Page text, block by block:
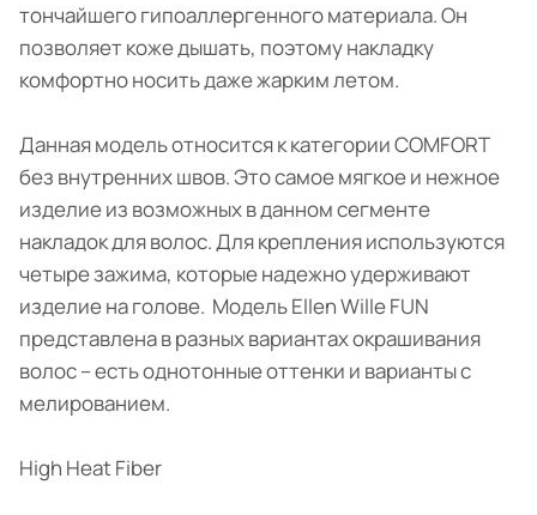
тончайшего гипоаллергенного материала. Он
позволяет коже дышать, поэтому накладку
комфортно носить даже жарким летом.
Данная модель относится к категории COMFORT
без внутренних швов. Это самое мягкое и нежное
изделие из возможных в данном сегменте
накладок для волос. Для крепления используются
четыре зажима, которые надежно удерживают
изделие на голове. Модель Ellen Wille FUN
представлена в разных вариантах окрашивания
волос – есть однотонные оттенки и варианты с
мелированием.
High Heat Fiber